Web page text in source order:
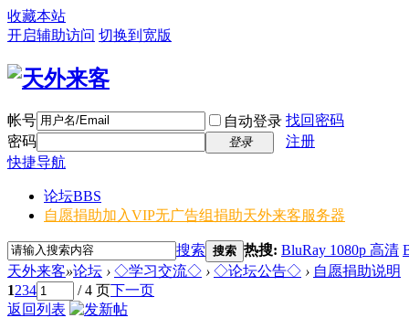
收藏本站
开启辅助访问 切换到宽版
帐号 自动登录 找回密码
密码
登录
注册
快捷导航
论坛BBS
自愿捐助加入VIP无广告组捐助天外来客服务器
搜索 搜索 热搜: BluRay 1080p 高清
天外来客»论坛 › ◇学习交流◇ › ◇论坛公告◇ › 自愿捐助说明
1234 / 4 页下一页
返回列表